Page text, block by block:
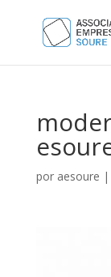
por aesoure |